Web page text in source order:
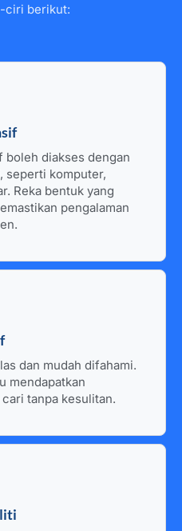
ciri berikut:
diakses dengan
seperti komputer,
Reka bentuk yang
pengalaman
dan mudah difahami.
mendapatkan
tanpa kesulitan.